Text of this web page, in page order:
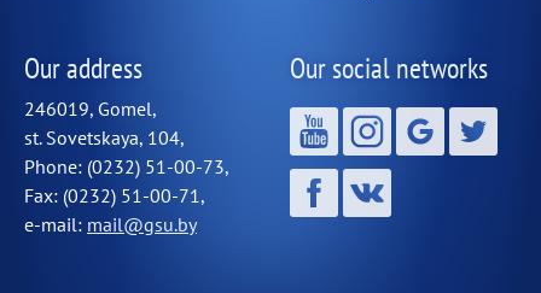
Our address
246019, Gomel,
st. Sovetskaya, 104,
Phone: (0232) 51-00-73,
Fax: (0232) 51-00-71,
e-mail: mail@gsu.by
Our social networks